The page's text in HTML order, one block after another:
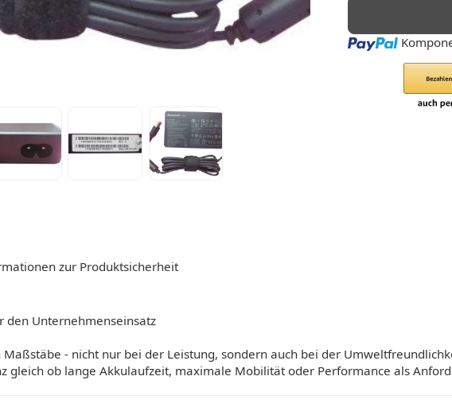
Loading...
zur Produktsicherheit
den Unternehmenseinsatz
Maßstäbe - nicht nur bei der Leistung, sondern auch bei der
gleich ob lange Akkulaufzeit, maximale Mobilität oder Performance als